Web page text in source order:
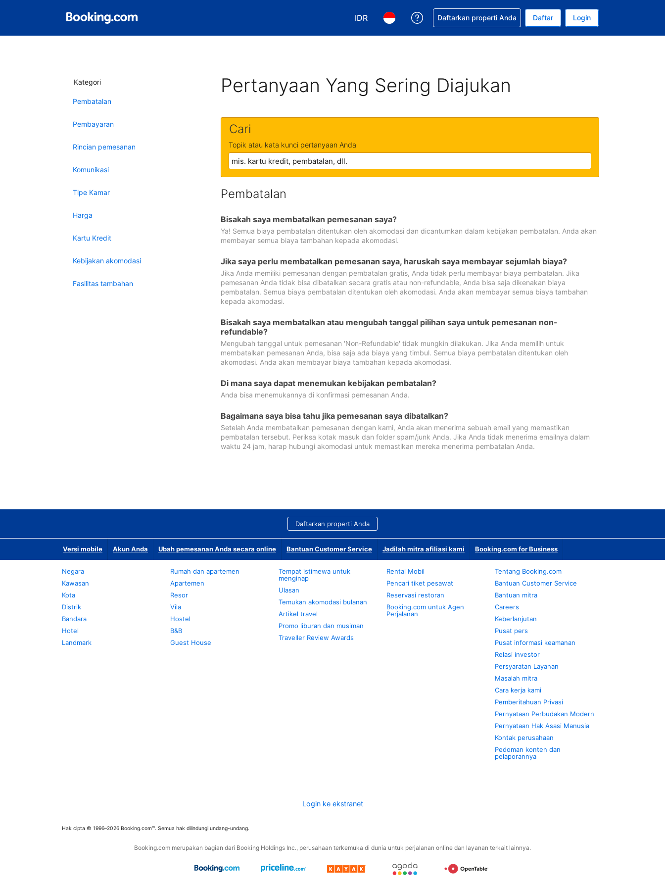
IDR
Pilih mata uang Anda. Mata uang Anda saat ini adalah Rupiah Indonesia
Pilih bahasa Anda. Bahasa Anda saat ini adalah Bahasa Indonesia
Dapatkan bantuan untuk pemesanan Anda
Daftarkan properti Anda Daftar Login
Kategori
Pembatalan
Pembayaran
Rincian pemesanan
Komunikasi
Tipe Kamar
Harga
Kartu Kredit
Kebijakan akomodasi
Fasilitas tambahan
Pertanyaan Yang Sering Diajukan
Cari
Topik atau kata kunci pertanyaan Anda
Pembatalan
Bisakah saya membatalkan pemesanan saya?
Ya! Semua biaya pembatalan ditentukan oleh akomodasi dan dicantumkan dalam kebijakan pembatalan. Anda akan
membayar semua biaya tambahan kepada akomodasi.
Jika saya perlu membatalkan pemesanan saya, haruskah saya membayar sejumlah biaya?
Jika Anda memiliki pemesanan dengan pembatalan gratis, Anda tidak perlu membayar biaya pembatalan. Jika
pemesanan Anda tidak bisa dibatalkan secara gratis atau non-refundable, Anda bisa saja dikenakan biaya
pembatalan. Semua biaya pembatalan ditentukan oleh akomodasi. Anda akan membayar semua biaya tambahan
kepada akomodasi.
Bisakah saya membatalkan atau mengubah tanggal pilihan saya untuk pemesanan non-
refundable?
Mengubah tanggal untuk pemesanan 'Non-Refundable' tidak mungkin dilakukan. Jika Anda memilih untuk
membatalkan pemesanan Anda, bisa saja ada biaya yang timbul. Semua biaya pembatalan ditentukan oleh
akomodasi. Anda akan membayar biaya tambahan kepada akomodasi.
Di mana saya dapat menemukan kebijakan pembatalan?
Anda bisa menemukannya di konfirmasi pemesanan Anda.
Bagaimana saya bisa tahu jika pemesanan saya dibatalkan?
Setelah Anda membatalkan pemesanan dengan kami, Anda akan menerima sebuah email yang memastikan
pembatalan tersebut. Periksa kotak masuk dan folder spam/junk Anda. Jika Anda tidak menerima emailnya dalam
waktu 24 jam, harap hubungi akomodasi untuk memastikan mereka menerima pembatalan Anda.
Daftarkan properti Anda
Versi mobile Akun Anda Ubah pemesanan Anda secara online Bantuan Customer Service Jadilah mitra afiliasi kami Booking.com for Business
Negara
Kawasan
Kota
Distrik
Bandara
Hotel
Landmark
Rumah dan apartemen
Apartemen
Resor
Vila
Hostel
B&B
Guest House
Tempat istimewa untuk
menginap
Ulasan
Temukan akomodasi bulanan
Artikel travel
Promo liburan dan musiman
Traveller Review Awards
Rental Mobil
Pencari tiket pesawat
Reservasi restoran
Booking.com untuk Agen
Perjalanan
Tentang Booking.com
Bantuan Customer Service
Bantuan mitra
Careers
Keberlanjutan
Pusat pers
Pusat informasi keamanan
Relasi investor
Persyaratan Layanan
Masalah mitra
Cara kerja kami
Pemberitahuan Privasi
Pernyataan Perbudakan Modern
Pernyataan Hak Asasi Manusia
Kontak perusahaan
Pedoman konten dan
pelaporannya
Login ke ekstranet
Hak cipta © 1996–2026 Booking.com™. Semua hak dilindungi undang-undang.
Booking.com merupakan bagian dari Booking Holdings Inc., perusahaan terkemuka di dunia untuk perjalanan online dan layanan terkait lainnya.